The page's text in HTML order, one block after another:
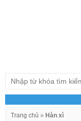
Trang chủ » Hàn xì